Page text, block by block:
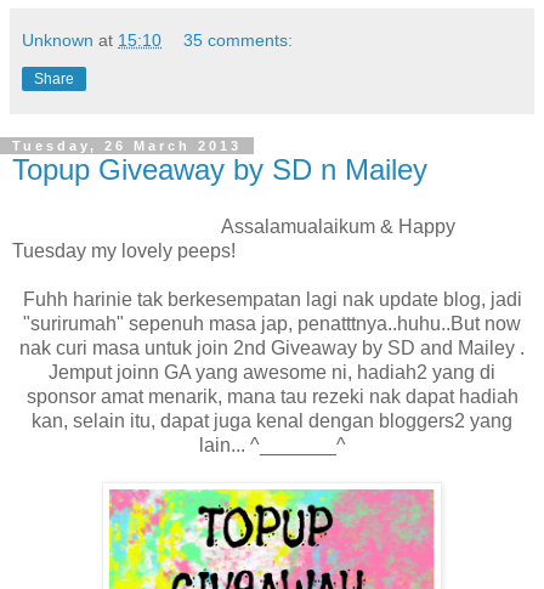
Unknown at 15:10 35 comments:
Share
Tuesday, 26 March 2013
Topup Giveaway by SD n Mailey
Assalamualaikum & Happy
Tuesday my lovely peeps!
Fuhh harinie tak berkesempatan lagi nak update blog, jadi
"surirumah" sepenuh masa jap, penatttnya..huhu..But now
nak curi masa untuk join 2nd Giveaway by SD and Mailey .
Jemput joinn GA yang awesome ni, hadiah2 yang di
sponsor amat menarik, mana tau rezeki nak dapat hadiah
kan, selain itu, dapat juga kenal dengan bloggers2 yang
lain... ^_______^